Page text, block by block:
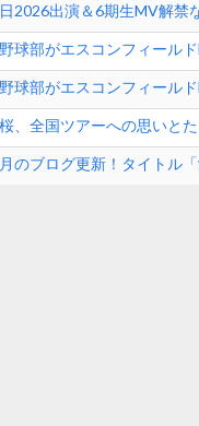
2026出演＆6期生MV解
野球部がエスコンフィール
側とは？！
球部がエスコンフィール
、全国ツアーへの思いと
のブログ更新！タイトル